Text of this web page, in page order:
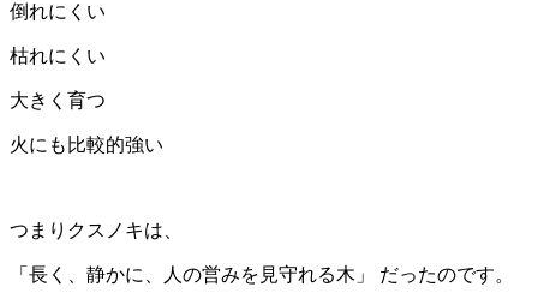
倒れにくい
枯れにくい
大きく育つ
火にも比較的強い
つまりクスノキは、
「長く、静かに、人の営みを見守れる木」 だったのです。